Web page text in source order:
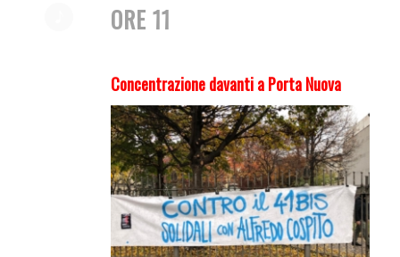
ORE 11
Concentrazione davanti a Porta Nuova